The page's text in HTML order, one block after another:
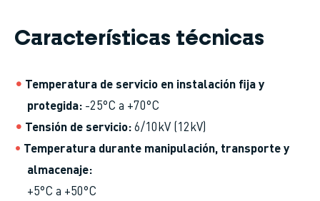
Características técnicas
Temperatura de servicio en instalación fija y
protegida -25°C a +70°C
Tensión de servicio 6/10kV (12kV)
Temperatura durante manipulación, transporte y
almacenaje
+5°C a +50°C